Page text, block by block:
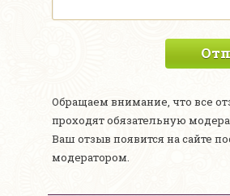
Обращаем внимание, что все
проходят обязательную
Ваш отзыв появится на сайте
модератором.